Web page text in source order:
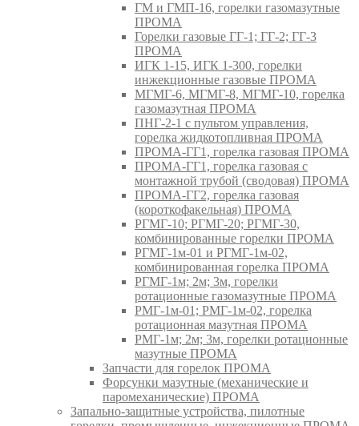
ГМ и ГМП-16, горелки газомазутные
ПРОМА
Горелки газовые ГГ-1; ГГ-2; ГГ-3
ПРОМА
ИГК 1-15, ИГК 1-300, горелки
инжекционные газовые ПРОМА
МГМГ-6, МГМГ-8, МГМГ-10, горелка
газомазутная ПРОМА
ПНГ-2-1 с пультом управления,
горелка жидкотопливная ПРОМА
ПРОМА-ГГ1, горелка газовая ПРОМА
ПРОМА-ГГ1, горелка газовая с
монтажной трубой (сводовая) ПРОМА
ПРОМА-ГГ2, горелка газовая
(короткофакельная) ПРОМА
РГМГ-10; РГМГ-20; РГМГ-30,
комбинированные горелки ПРОМА
РГМГ-1м-01 и РГМГ-1м-02,
комбинированная горелка ПРОМА
РГМГ-1м; 2м; 3м, горелки
ротационные газомазутные ПРОМА
РМГ-1м-01; РМГ-1м-02, горелка
ротационная мазутная ПРОМА
РМГ-1м; 2м; 3м, горелки ротационные
мазутные ПРОМА
Запчасти для горелок ПРОМА
Форсунки мазутные (механические и
паромеханические) ПРОМА
Запально-защитные устройства, пилотные